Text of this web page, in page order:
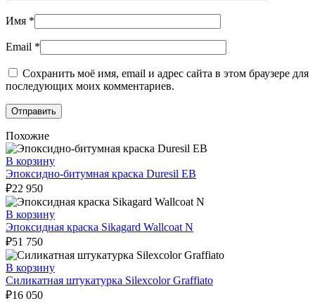
Имя *
Email *
Сохранить моё имя, email и адрес сайта в этом браузере для
последующих моих комментариев.
Похожие
В корзину
Эпоксидно-битумная краска Duresil EB
₽22 950
В корзину
Эпоксидная краска Sikagard Wallcoat N
₽51 750
В корзину
Силикатная штукатурка Silexcolor Graffiato
₽16 050